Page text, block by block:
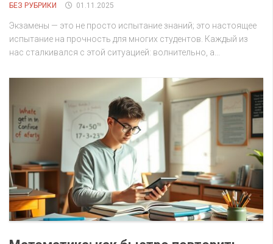
БЕЗ РУБРИКИ 01.11.2025
Экзамены — это не просто испытание знаний; это настоящее
испытание на прочность для многих студентов. Каждый из
нас сталкивался с этой ситуацией: волнительно, а...